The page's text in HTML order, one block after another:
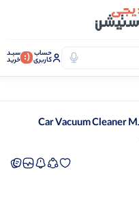
حساب
کاربری (: سبـد
خرید